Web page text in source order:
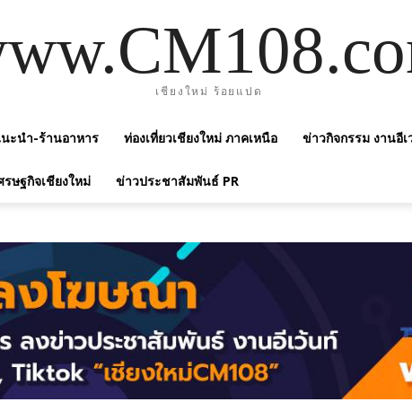
เชียงใหม่ ร้อยแปด
ะนำ-ร้านอาหาร ท่องเที่ยวเชียงใหม่ ภาคเหนือ ข่าวกิจกรรม งานอี
ษฐกิจเชียงใหม่ ข่าวประชาสัมพันธ์ PR